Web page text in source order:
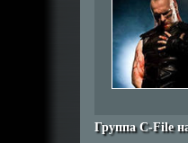
Группа C-File